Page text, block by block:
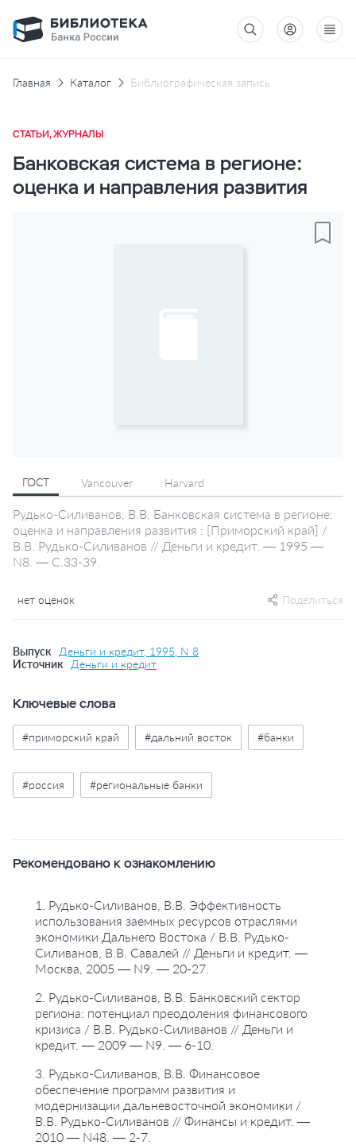
Главная Каталог Библиографическая запись
СТАТЬИ, ЖУРНАЛЫ
Банковская система в регионе:
оценка и направления развития
ГОСТ Vancouver Harvard
Рудько-Силиванов, В.В. Банковская система в регионе:
оценка и направления развития : [Приморский край] /
В.В. Рудько-Силиванов // Деньги и кредит. — 1995 —
N8. — С.33-39.
нет оценок Поделиться
Выпуск
Деньги и кредит, 1995, N 8
Источник
Деньги и кредит
Ключевые слова
#приморский край #дальний восток #банки
#россия #региональные банки
Рекомендовано к ознакомлению
1. Рудько-Силиванов, В.В. Эффективность
использования заемных ресурсов отраслями
экономики Дальнего Востока / В.В. Рудько-
Силиванов, В.В. Савалей // Деньги и кредит. —
Москва, 2005 — N9. — 20-27.
2. Рудько-Силиванов, В.В. Банковский сектор
региона: потенциал преодоления финансового
кризиса / В.В. Рудько-Силиванов // Деньги и
кредит. — 2009 — N9. — 6-10.
3. Рудько-Силиванов, В.В. Финансовое
обеспечение программ развития и
модернизации дальневосточной экономики /
В.В. Рудько-Силиванов // Финансы и кредит. —
2010 — N48. — 2-7.